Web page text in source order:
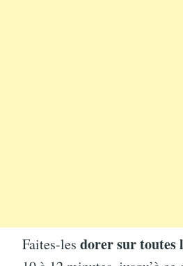
Faites-les dorer sur toutes